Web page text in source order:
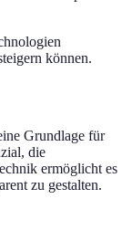
können.
Grundlage für
die
ermöglicht es
zu gestalten.